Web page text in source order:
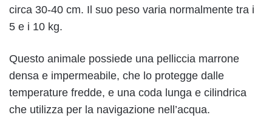
circa 30-40 cm. Il suo peso varia normalmente tra i
5 e i 10 kg.
Questo animale possiede una pelliccia marrone
densa e impermeabile, che lo protegge dalle
temperature fredde, e una coda lunga e cilindrica
che utilizza per la navigazione nell’acqua.